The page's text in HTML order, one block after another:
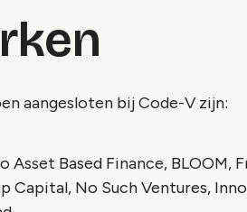
aangesloten bij Code-V zijn:
Based Finance, BLOOM,
Capital, No Such Ventures,